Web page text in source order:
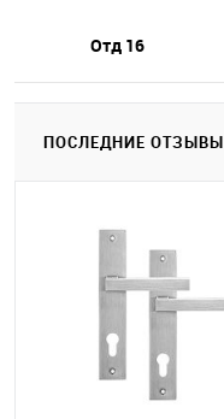
Отд 16
ПОСЛЕДНИЕ ОТЗЫВЫ